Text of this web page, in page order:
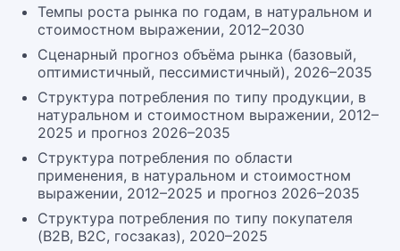
Темпы роста рынка по годам, в натуральном и
стоимостном выражении, 2012–2030
Сценарный прогноз объёма рынка (базовый,
оптимистичный, пессимистичный), 2026–2035
Структура потребления по типу продукции, в
натуральном и стоимостном выражении, 2012–
2025 и прогноз 2026–2035
Структура потребления по области
применения, в натуральном и стоимостном
выражении, 2012–2025 и прогноз 2026–2035
Структура потребления по типу покупателя
(B2B, B2C, госзаказ), 2020–2025